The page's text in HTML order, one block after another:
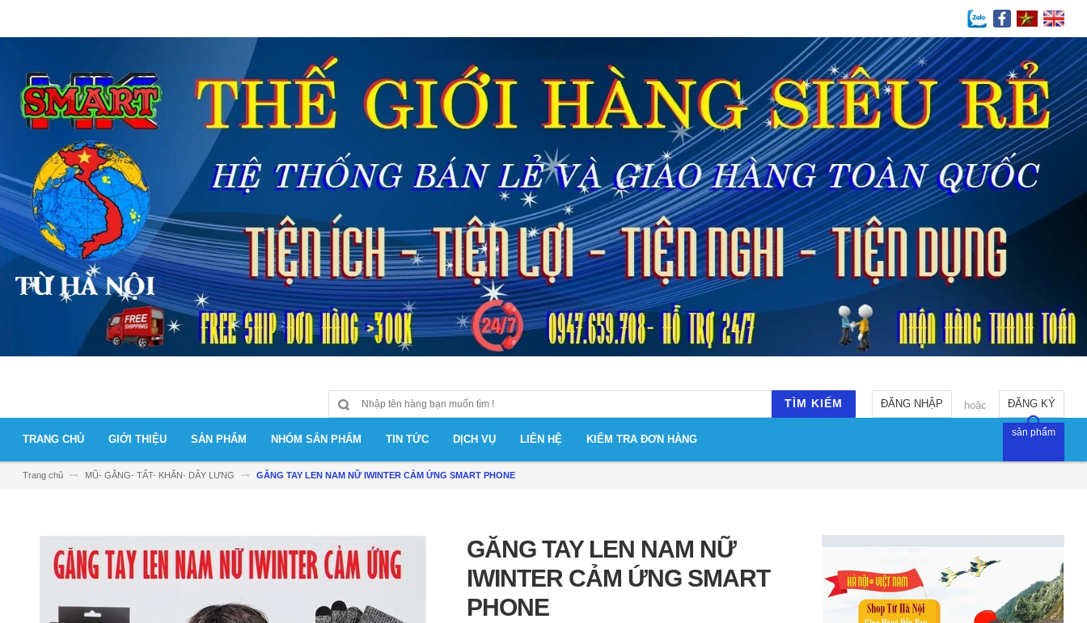
ĐĂNG KÝ
hoặc
ĐĂNG NHẬP
TÌM KIẾM
TRANG CHỦ GIỚI THIỆU SẢN PHẨM NHÓM SẢN PHẨM TIN TỨC DỊCH VỤ LIÊN HỆ KIỂM TRA ĐƠN HÀNG
sản phẩm
Trang chủ MŨ- GĂNG- TẤT- KHĂN- DÂY LƯNG GĂNG TAY LEN NAM NỮ IWINTER CẢM ỨNG SMART PHONE
GĂNG TAY LEN NAM NỮ
IWINTER CẢM ỨNG SMART
PHONE